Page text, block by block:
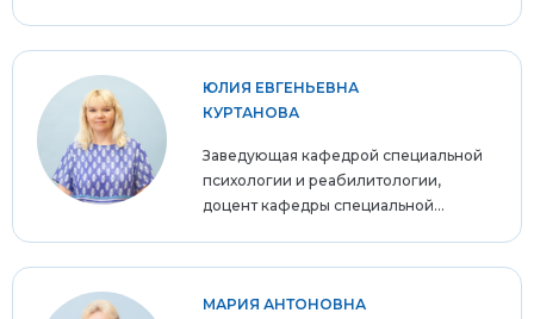
ЮЛИЯ ЕВГЕНЬЕВНА
КУРТАНОВА
Заведующая кафедрой специальной
психологии и реабилитологии,
доцент кафедры специальной...
МАРИЯ АНТОНОВНА